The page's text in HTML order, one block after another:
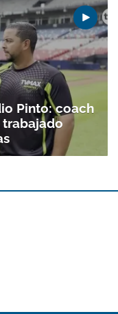
Pinto: coach
trabajado